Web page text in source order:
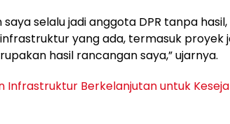
selalu jadi anggota DPR tanpa
yang ada, termasuk proyek
hasil rancangan saya,” ujarnya.
Infrastruktur Berkelanjutan untuk